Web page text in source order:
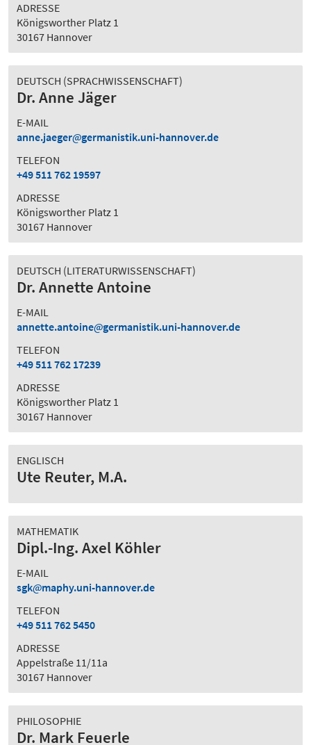
ADRESSE
Königsworther Platz 1
30167 Hannover
DEUTSCH (SPRACHWISSENSCHAFT)
Dr. Anne Jäger
E-MAIL
anne.jaeger
germanistik.uni-hannover.de
TELEFON
+49 511 762 19597
ADRESSE
Königsworther Platz 1
30167 Hannover
DEUTSCH (LITERATURWISSENSCHAFT)
Dr. Annette Antoine
E-MAIL
annette.antoine
germanistik.uni-hannover.de
TELEFON
+49 511 762 17239
ADRESSE
Königsworther Platz 1
30167 Hannover
ENGLISCH
Ute Reuter, M.A.
MATHEMATIK
Dipl.-Ing. Axel Köhler
E-MAIL
sgk
maphy.uni-hannover.de
TELEFON
+49 511 762 5450
ADRESSE
Appelstraße 11/11a
30167 Hannover
PHILOSOPHIE
Dr. Mark Feuerle